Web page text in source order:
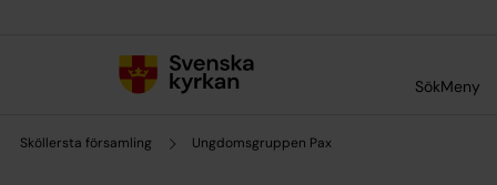
SökMeny
Sköllersta församling Ungdomsgruppen Pax